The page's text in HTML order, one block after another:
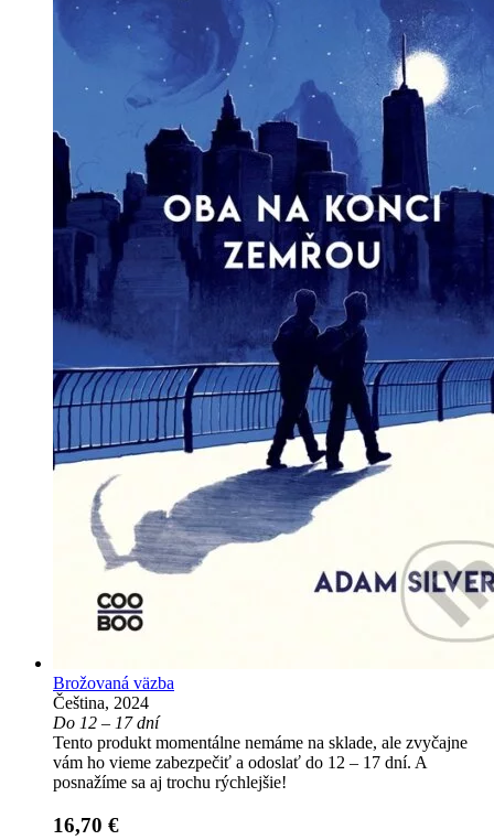
Brožovaná väzba
Čeština, 2024
Do 12 – 17 dní
Tento produkt momentálne nemáme na sklade, ale zvyčajne
vám ho vieme zabezpečiť a odoslať do 12 – 17 dní. A
posnažíme sa aj trochu rýchlejšie!
16,70 €